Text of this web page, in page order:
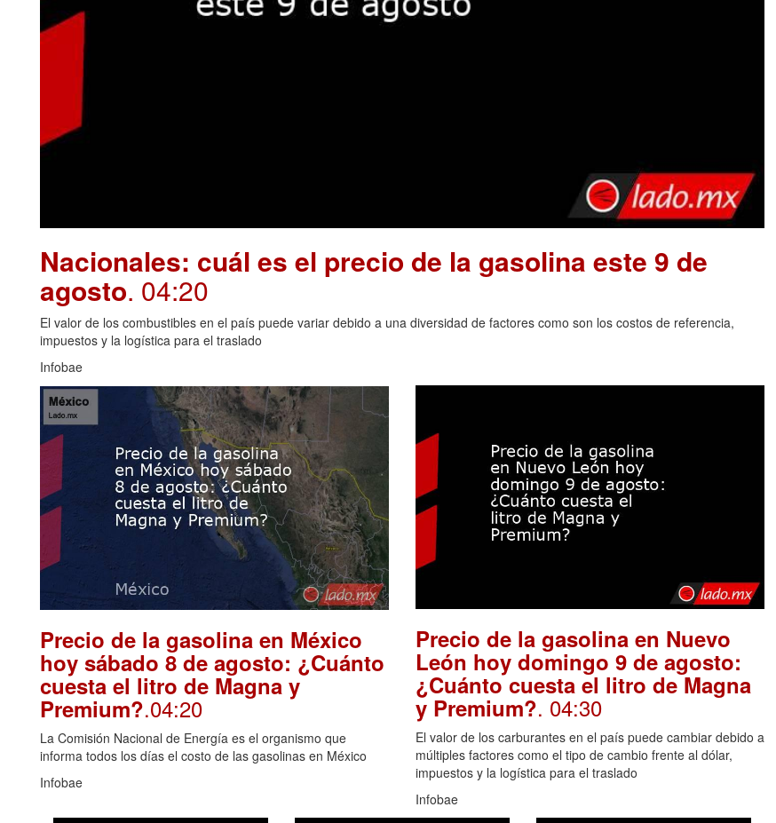
Nacionales: cuál es el precio de la gasolina este 9 de
agosto. 04:20
El valor de los combustibles en el país puede variar debido a una diversidad de factores como son los costos de referencia,
impuestos y la logística para el traslado
Infobae
Precio de la gasolina en México
hoy sábado 8 de agosto: ¿Cuánto
cuesta el litro de Magna y
Premium?.04:20
La Comisión Nacional de Energía es el organismo que
informa todos los días el costo de las gasolinas en México
Infobae
Precio de la gasolina en Nuevo
León hoy domingo 9 de agosto:
¿Cuánto cuesta el litro de Magna
y Premium?. 04:30
El valor de los carburantes en el país puede cambiar debido a
múltiples factores como el tipo de cambio frente al dólar,
impuestos y la logística para el traslado
Infobae